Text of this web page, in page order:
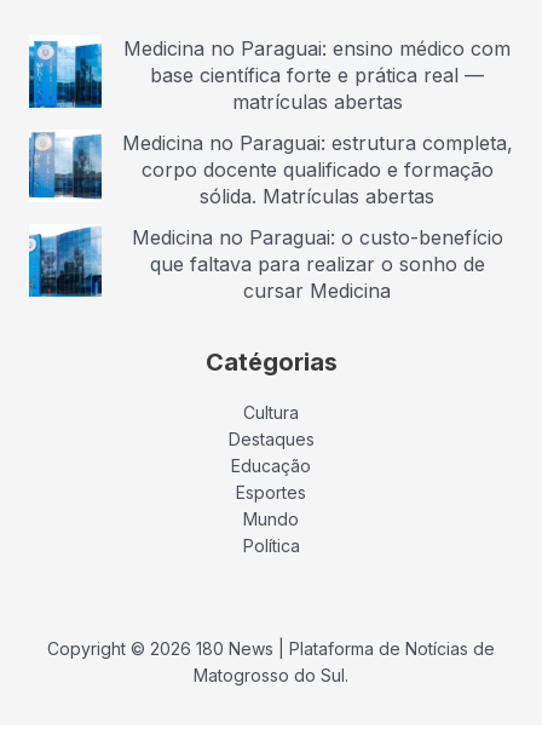
Medicina no Paraguai: ensino médico com
base científica forte e prática real —
matrículas abertas
Medicina no Paraguai: estrutura completa,
corpo docente qualificado e formação
sólida. Matrículas abertas
Medicina no Paraguai: o custo-benefício
que faltava para realizar o sonho de
cursar Medicina
Catégorias
Cultura
Destaques
Educação
Esportes
Mundo
Política
Copyright © 2026 180 News | Plataforma de Notícias de
Matogrosso do Sul.